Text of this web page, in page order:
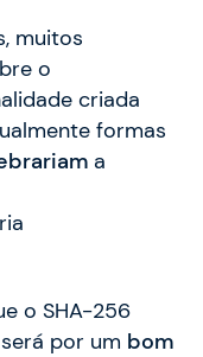
muitos
o
criada
formas
a
o SHA-256
por um bom